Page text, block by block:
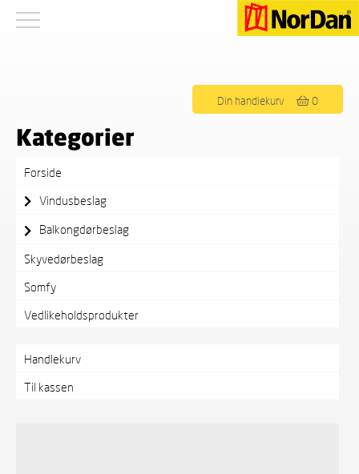
Din handlekurv 0
Kategorier
Forside
Vindusbeslag
Balkongdørbeslag
Skyvedørbeslag
Somfy
Vedlikeholdsprodukter
Handlekurv
Til kassen